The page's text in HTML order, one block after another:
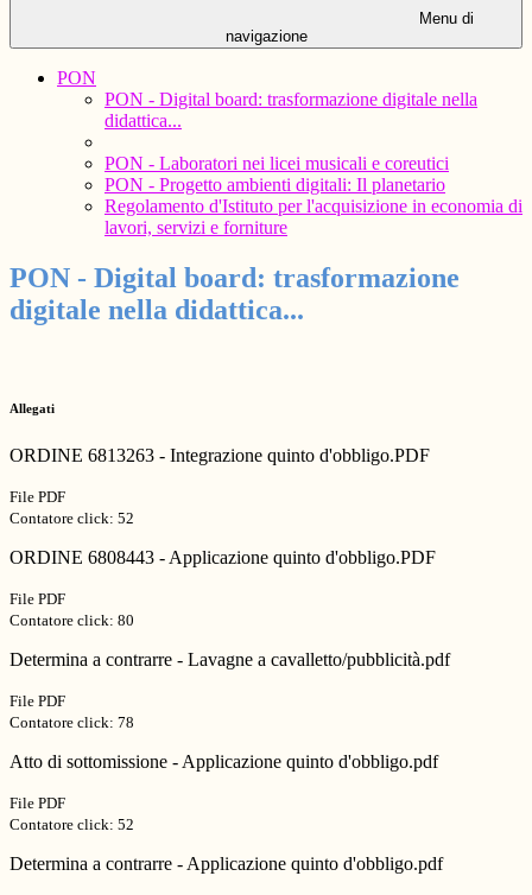
Menu di
navigazione
PON
PON - Digital board: trasformazione digitale nella
didattica...
PON - Laboratori nei licei musicali e coreutici
PON - Progetto ambienti digitali: Il planetario
Regolamento d'Istituto per l'acquisizione in economia di
lavori, servizi e forniture
PON - Digital board: trasformazione
digitale nella didattica...
Allegati
ORDINE 6813263 - Integrazione quinto d'obbligo.PDF
File PDF
Contatore click: 52
ORDINE 6808443 - Applicazione quinto d'obbligo.PDF
File PDF
Contatore click: 80
Determina a contrarre - Lavagne a cavalletto/pubblicità.pdf
File PDF
Contatore click: 78
Atto di sottomissione - Applicazione quinto d'obbligo.pdf
File PDF
Contatore click: 52
Determina a contrarre - Applicazione quinto d'obbligo.pdf